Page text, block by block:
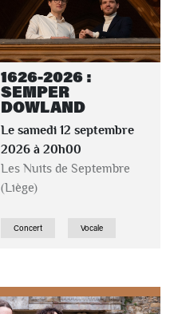
1626-2026 :
SEMPER
DOWLAND
Le samedi 12 septembre
2026 à 20h00
Les Nuits de Septembre
(Liège)
Concert Vocale